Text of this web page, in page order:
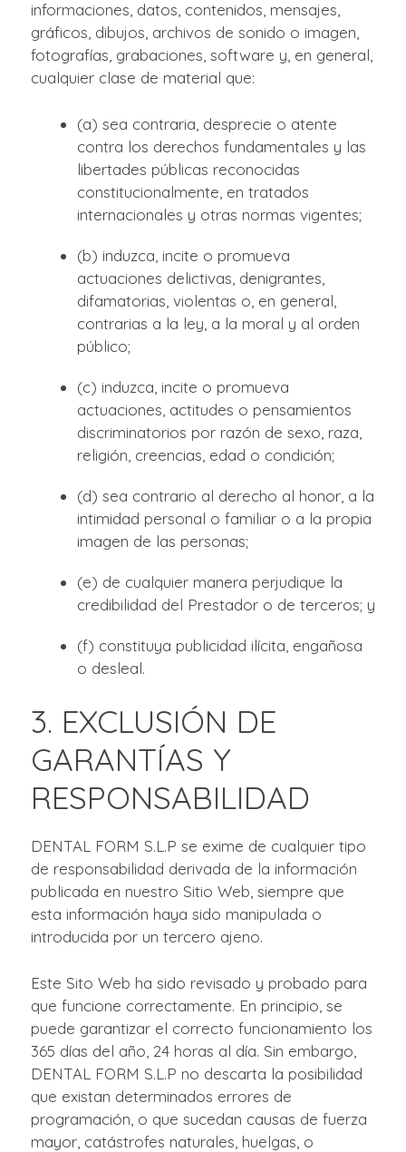
informaciones, datos, contenidos, mensajes,
gráficos, dibujos, archivos de sonido o imagen,
fotografías, grabaciones, software y, en general,
cualquier clase de material que:
(a) sea contraria, desprecie o atente
contra los derechos fundamentales y las
libertades públicas reconocidas
constitucionalmente, en tratados
internacionales y otras normas vigentes;
(b) induzca, incite o promueva
actuaciones delictivas, denigrantes,
difamatorias, violentas o, en general,
contrarias a la ley, a la moral y al orden
público;
(c) induzca, incite o promueva
actuaciones, actitudes o pensamientos
discriminatorios por razón de sexo, raza,
religión, creencias, edad o condición;
(d) sea contrario al derecho al honor, a la
intimidad personal o familiar o a la propia
imagen de las personas;
(e) de cualquier manera perjudique la
credibilidad del Prestador o de terceros; y
(f) constituya publicidad ilícita, engañosa
o desleal.
3. EXCLUSIÓN DE
GARANTÍAS Y
RESPONSABILIDAD
DENTAL FORM S.L.P se exime de cualquier tipo
de responsabilidad derivada de la información
publicada en nuestro Sitio Web, siempre que
esta información haya sido manipulada o
introducida por un tercero ajeno.
Este Sito Web ha sido revisado y probado para
que funcione correctamente. En principio, se
puede garantizar el correcto funcionamiento los
365 días del año, 24 horas al día. Sin embargo,
DENTAL FORM S.L.P no descarta la posibilidad
que existan determinados errores de
programación, o que sucedan causas de fuerza
mayor, catástrofes naturales, huelgas, o